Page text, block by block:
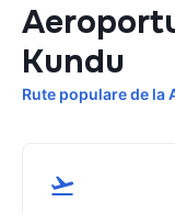
Kundu
Rute populare de la